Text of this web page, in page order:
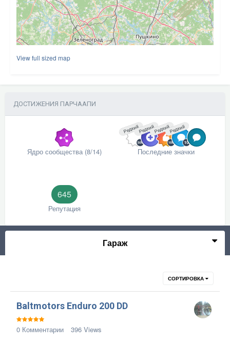
View full sized map
ДОСТИЖЕНИЯ ПАРЧААПИ
Ядро сообщества (8/14)
РедкийРедкийРедкийРедкий
Последние значки
645
Репутация
Гараж
СОРТИРОВКА
Baltmotors Enduro 200 DD
0 Комментарии 396 Views